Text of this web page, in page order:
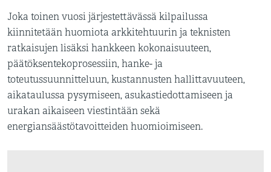
Joka toinen vuosi järjestettävässä kilpailussa
kiinnitetään huomiota arkkitehtuurin ja teknisten
ratkaisujen lisäksi hankkeen kokonaisuuteen,
päätöksentekoprosessiin, hanke- ja
toteutussuunnitteluun, kustannusten hallittavuuteen,
aikataulussa pysymiseen, asukastiedottamiseen ja
urakan aikaiseen viestintään sekä
energiansäästötavoitteiden huomioimiseen.